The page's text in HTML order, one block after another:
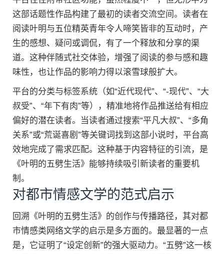
这部话题性作品构建了最初的读者交流空间。读者在
阅读叶明与五位精英青年令人啼笑皆非的互动时，产
生的感想、疑问或调侃，有了一个释放和分享的渠
道。这种伴随式社交体验，增强了阅读的参与感和趣
味性，也让作品的影响力得以滚雪球般扩大。
平台的分类与标签系统（如“近代现代”、“-现代”、“大
叔受”、“年下有肉”等），精准地将作品推送给有相应
偏好的潜在读者。当读者通过搜索“平凡大叔”、“多角
关系”或“荒诞喜剧”等关键词找到这部小说时，平台高
效地完成了需求匹配。这种基于内容特征的引流，是
《叶明的五劈生活》能够持续吸引新读者的重要机
制。
对都市情感文学的范式启示
回溯《叶明的五劈生活》的创作与传播路径，其对都
市情感类网络文学的启示是多方面的。最显著的一点
是，它证明了“设定创新”的强大驱动力。“五劈”这一核